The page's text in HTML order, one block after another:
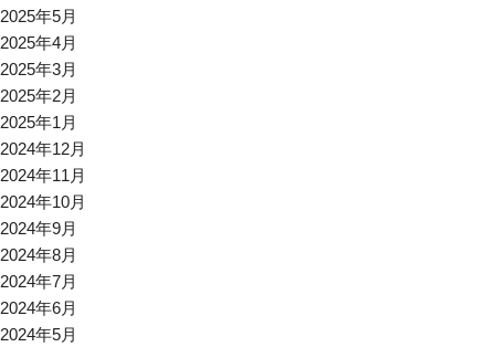
2025年5月
2025年4月
2025年3月
2025年2月
2025年1月
2024年12月
2024年11月
2024年10月
2024年9月
2024年8月
2024年7月
2024年6月
2024年5月